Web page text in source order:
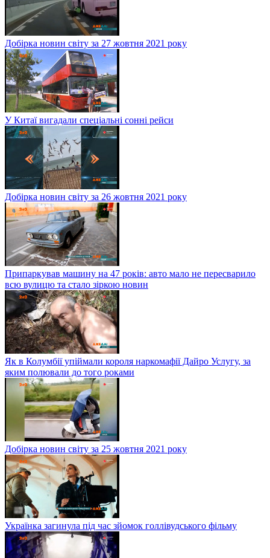
Добірка новин світу за 27 жовтня 2021 року
У Китаї вигадали спеціальні сонні рейси
Добірка новин світу за 26 жовтня 2021 року
Припаркував машину на 47 років: авто мало не пересварило
всю вулицю та стало зіркою новин
Як в Колумбії упіймали короля наркомафії Дайро Услугу, за
яким полювали до того роками
Добірка новин світу за 25 жовтня 2021 року
Українка загинула під час зйомок голлівудського фільму